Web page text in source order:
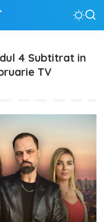
4 Subtitrat in
TV